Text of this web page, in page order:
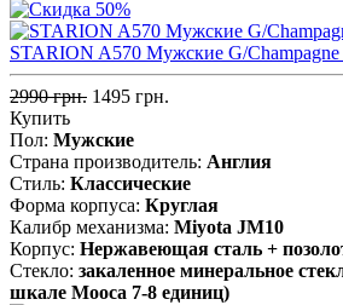
STARION A570 Мужские G/Champagne
2990 грн. 1495 грн.
Купить
Пол: Мужские
Страна производитель: Англия
Стиль: Классические
Форма корпуса: Круглая
Калибр механизма: Miyota JM10
Корпус: Нержавеющая сталь +
Стекло: закаленное минеральное
шкале Мооса 7-8 единиц)